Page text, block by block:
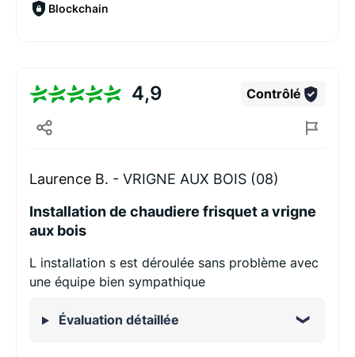
Blockchain
4,9 Contrôlé
Laurence B. - VRIGNE AUX BOIS (08)
Installation de chaudiere frisquet a vrigne
aux bois
L installation s est déroulée sans problème avec
une équipe bien sympathique
Évaluation détaillée